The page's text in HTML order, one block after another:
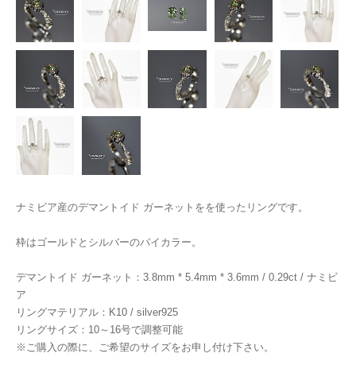
ナミビア産のデマントイド ガーネットをを使ったリングです。
枠はゴールドとシルバーのバイカラー。
デマントイド ガーネット：3.8mm * 5.4mm * 3.6mm / 0.29ct / ナミビ
ア
リングマテリアル：K10 / silver925
リングサイズ：10～16号で調整可能
※ご購入の際に、ご希望のサイズをお申し付け下さい。